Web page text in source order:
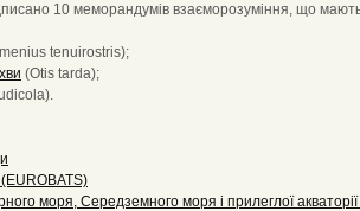
10 меморандумів взаєморозуміння, що
tenuirostris);
(Otis tarda);
моря, Середземного моря і прилеглої